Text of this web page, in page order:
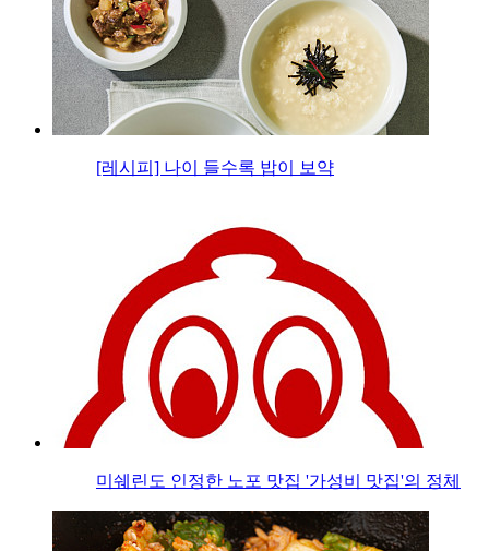
[레시피] 나이 들수록 밥이 보약
미쉐린도 인정한 노포 맛집 '가성비 맛집'의 정체